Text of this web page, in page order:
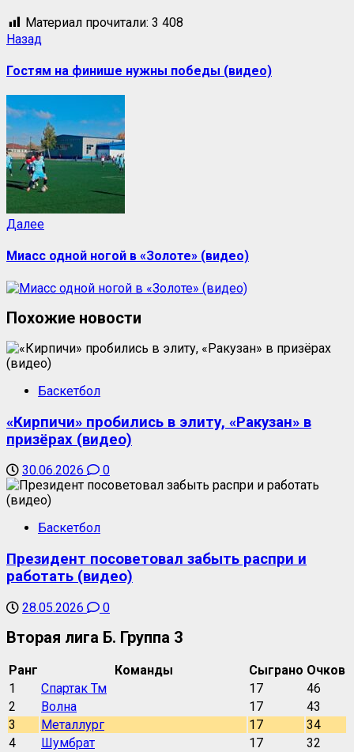
Материал прочитали: 3 408
Навигация
записи
Назад
Гостям на финише нужны победы (видео)
ДалееСледующая
Миасс одной ногой в «Золоте» (видео)
Похожие новости
Баскетбол
«Кирпичи» пробились в элиту, «Ракузан» в
призёрах (видео)
30.06.2026 0
Баскетбол
Президент посоветовал забыть распри и
работать (видео)
28.05.2026 0
Вторая лига Б. Группа 3
Ранг Команды Сыграно Очков
1
Спартак Тм 17
46
2
Волна 17
43
3
Металлург 17
34
4
Шумбрат 17
32